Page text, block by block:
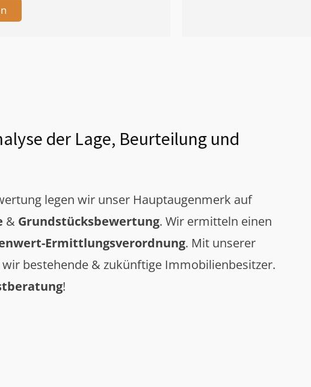
der Lage, Beurteilung und
legen wir unser Hauptaugenmerk auf
& Grundstücksbewertung. Wir ermitteln einen
Ermittlungsverordnung. Mit unserer
bestehende & zukünftige Immobilienbesitzer.
!